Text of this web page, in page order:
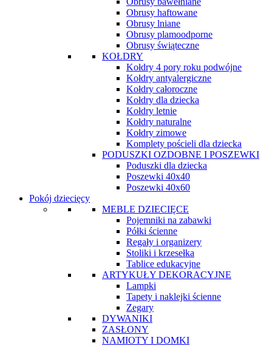
Obrusy haftowane
Obrusy lniane
Obrusy plamoodporne
Obrusy świąteczne
KOŁDRY
Kołdry 4 pory roku podwójne
Kołdry antyalergiczne
Kołdry całoroczne
Kołdry dla dziecka
Kołdry letnie
Kołdry naturalne
Kołdry zimowe
Komplety pościeli dla dziecka
PODUSZKI OZDOBNE I POSZEWKI
Poduszki dla dziecka
Poszewki 40x40
Poszewki 40x60
Pokój dziecięcy
MEBLE DZIECIĘCE
Pojemniki na zabawki
Półki ścienne
Regały i organizery
Stoliki i krzesełka
Tablice edukacyjne
ARTYKUŁY DEKORACYJNE
Lampki
Tapety i naklejki ścienne
Zegary
DYWANIKI
ZASŁONY
NAMIOTY I DOMKI